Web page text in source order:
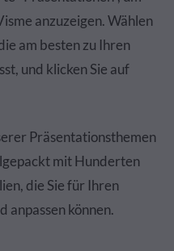
anzuzeigen. Wählen
am besten zu Ihren
und klicken Sie auf
Präsentationsthemen
mit Hunderten
die Sie für Ihren
anpassen können.